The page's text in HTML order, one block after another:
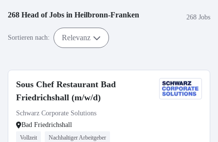
268 Head ofJobs in Heilbronn-Franken 268 Jobs
Sortieren nach: Relevanz
Sous Chef Restaurant Bad
Friedrichshall (m/w/d)
Schwarz Corporate Solutions
Bad Friedrichshall
Vollzeit Nachhaltiger Arbeitgeber